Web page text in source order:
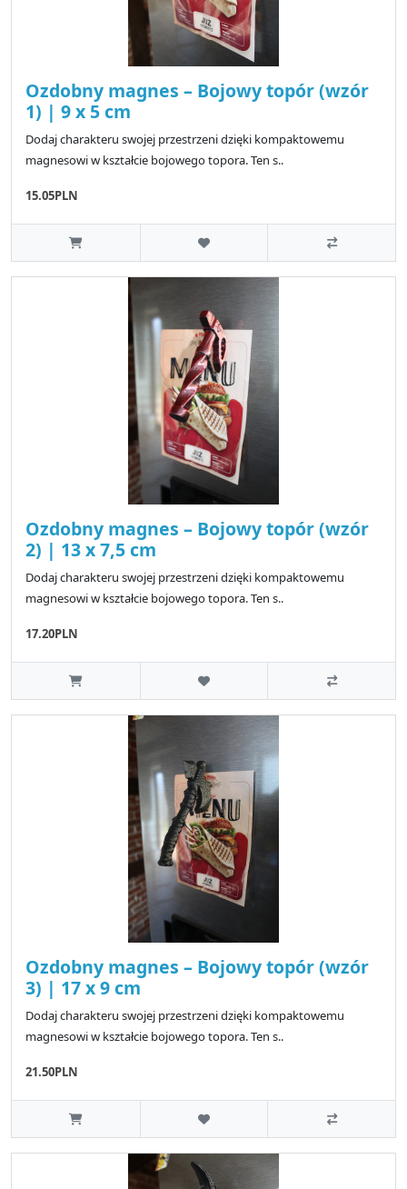
Ozdobny magnes – Bojowy topór (wzór
1) | 9 x 5 cm
Dodaj charakteru swojej przestrzeni dzięki kompaktowemu
magnesowi w kształcie bojowego topora. Ten s..
15.05PLN
Ozdobny magnes – Bojowy topór (wzór
2) | 13 x 7,5 cm
Dodaj charakteru swojej przestrzeni dzięki kompaktowemu
magnesowi w kształcie bojowego topora. Ten s..
17.20PLN
Ozdobny magnes – Bojowy topór (wzór
3) | 17 x 9 cm
Dodaj charakteru swojej przestrzeni dzięki kompaktowemu
magnesowi w kształcie bojowego topora. Ten s..
21.50PLN